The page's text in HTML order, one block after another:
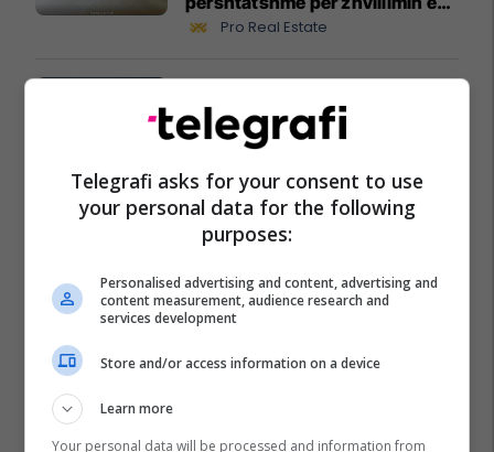
biznesit #16068
Pro Real Estate
udhëtimin tuaj drejt Hamburgut
Prishtina Ticket
Karburant cilësor dhe shumë
Petrol Company
Telegrafi asks for your consent to use
your personal data for the following
purposes:
Personalised advertising and content, advertising and
content measurement, audience research and
services development
Store and/or access information on a device
Learn more
Your personal data will be processed and information from